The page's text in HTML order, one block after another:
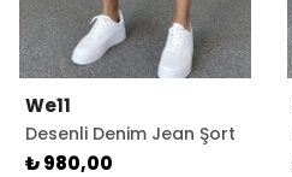
We11
Desenli Denim Jean Şort
Regular Kalıp
₺ 980,00